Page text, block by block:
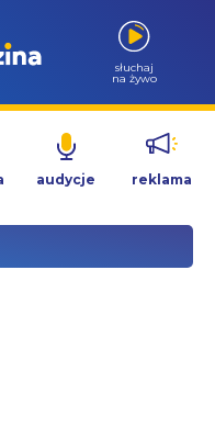
słuchaj
na żywo
audycje reklama